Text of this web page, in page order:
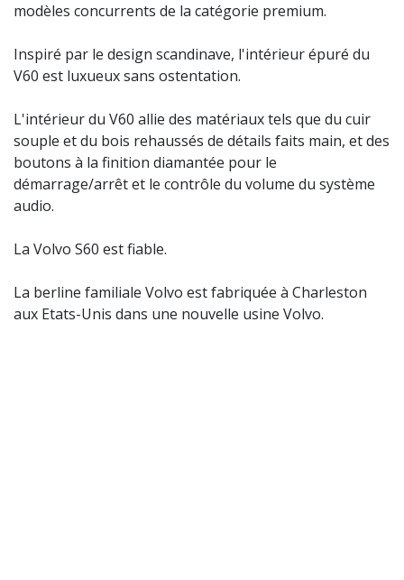
modèles concurrents de la catégorie premium.
Inspiré par le design scandinave, l'intérieur épuré du
V60 est luxueux sans ostentation.
L'intérieur du V60 allie des matériaux tels que du cuir
souple et du bois rehaussés de détails faits main, et des
boutons à la finition diamantée pour le
démarrage/arrêt et le contrôle du volume du système
audio.
La Volvo S60 est fiable.
La berline familiale Volvo est fabriquée à Charleston
aux Etats-Unis dans une nouvelle usine Volvo.